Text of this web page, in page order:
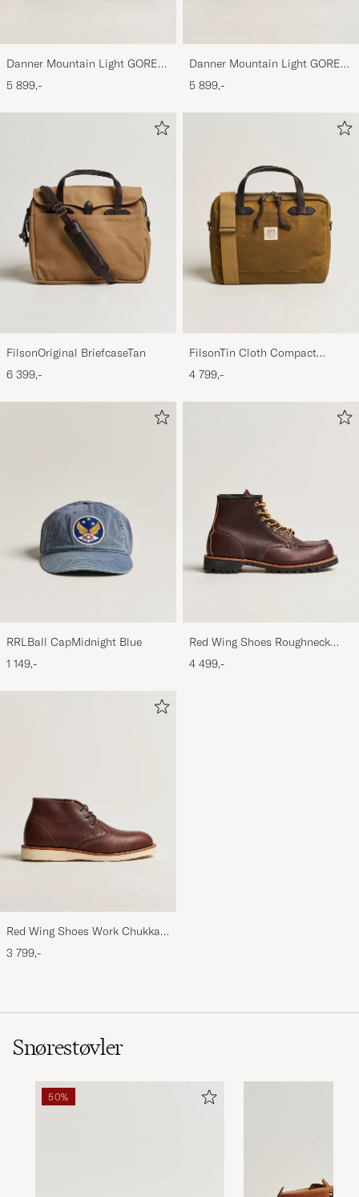
Danner Mountain Light GORE-
TEX Boot Brown
5 899,-
Danner Mountain Light GORE-
TEX Boot Cascade Clovis
5 899,-
FilsonOriginal BriefcaseTan
6 399,-
FilsonTin Cloth Compact
BriefcaseDark Tan
4 799,-
RRLBall CapMidnight Blue
1 149,-
Red Wing Shoes Roughneck
Boot Briar Oil Slick Leather
4 499,-
Red Wing Shoes Work Chukka
Briar Oil Slick Leather
3 799,-
Snørestøvler
50%